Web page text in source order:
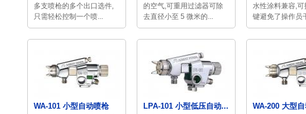
多支喷枪的多个出口选件,
只需轻松控制一个喷...
的空气,可重用过滤器可除
去直径小至 5 微米的...
水性涂料兼容,
键避免了操作员
WA-101 小型自动喷枪 LPA-101 小型低压自动... WA-200 大型